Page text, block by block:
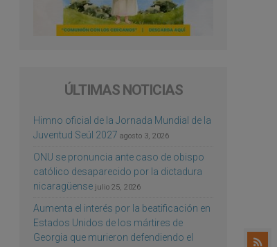
ÚLTIMAS NOTICIAS
Himno oficial de la Jornada Mundial de la
Juventud Seúl 2027 agosto 3, 2026
ONU se pronuncia ante caso de obispo
católico desaparecido por la dictadura
nicaragüense julio 25, 2026
Aumenta el interés por la beatificación en
Estados Unidos de los mártires de
Georgia que murieron defendiendo el